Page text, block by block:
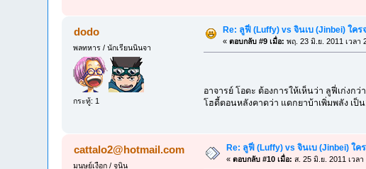
dodo
พลทหาร / นักเรียนนินจา
กระทู้: 1
Re: ลูฟี่ (Luffy) vs จินเบ (Jinbei) ใคร
«ตอบกลับ #9 เมื่อ: พฤ. 23 มิ.ย. 2011 เวลา
อาจารย์ โอดะ ต้องการให้เห็นว่า ลูฟี่เก่งก
โฮดี้ตอนหลังคาดว่า แดกยาบ้าเพิ่มพลัง เป็
cattalo2@hotmail.com
มนุษย์เงือก / จูนิน
Re: ลูฟี่ (Luffy) vs จินเบ (Jinbei) ใค
«ตอบกลับ #10 เมื่อ: ส. 25 มิ.ย. 2011 เวล